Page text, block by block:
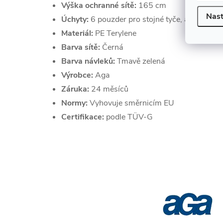
Výška ochranné sítě: 165 cm
Úchyty: 6 pouzder pro stojné tyče, až do
Materiál: PE Terylene
Barva sítě: Černá
Barva návleků: Tmavě zelená
Výrobce: Aga
Záruka: 24 měsíců
Normy: Vyhovuje směrnicím EU
Certifikace: podle TÜV-G